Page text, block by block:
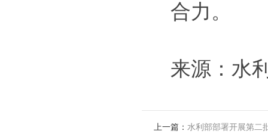
合力。
来源：水
上一篇： 水利部部署开展第二